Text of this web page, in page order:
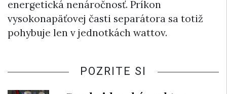
energetická nenáročnosť. Príkon
vysokonapäťovej časti separátora sa totiž
pohybuje len v jednotkách wattov.
POZRITE SI